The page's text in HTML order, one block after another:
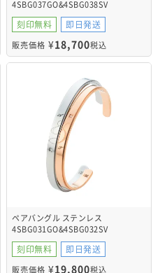
4SBG037GO&4SBG038SV
刻印無料 即日発送
販売価格 ¥18,700税込
ペアバングル ステンレス
4SBG031GO&4SBG032SV
刻印無料 即日発送
販売価格 ¥19,800税込